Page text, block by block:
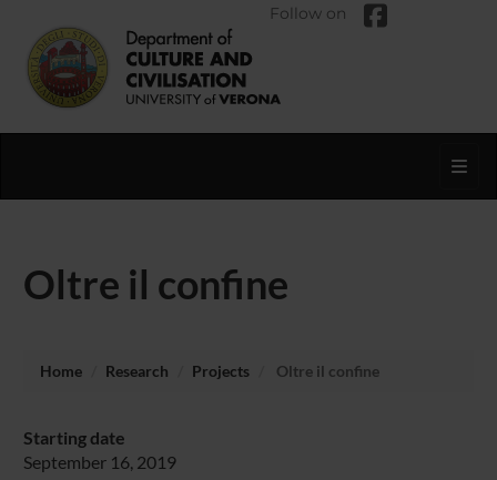
Follow on
Oltre il confine
Home Research Projects Oltre il confine
Starting date
September 16, 2019